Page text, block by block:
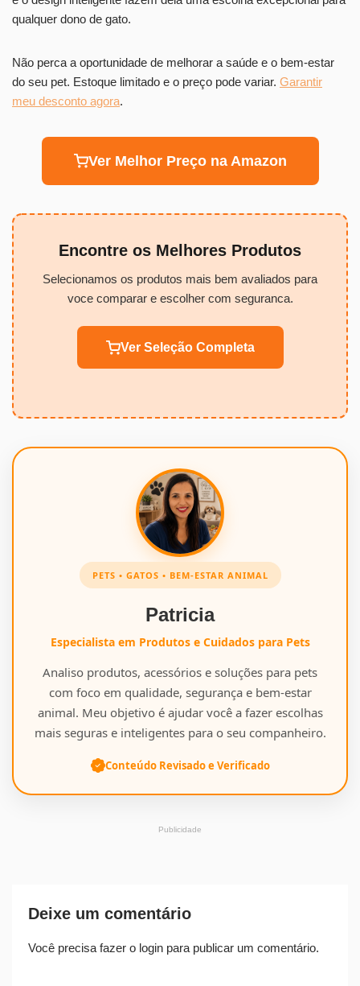
qualquer dono de gato.
Não perca a oportunidade de melhorar a saúde e o bem-estar
do seu pet. Estoque limitado e o preço pode variar. Garantir
meu desconto agora.
Ver Melhor Preço na Amazon
Encontre os Melhores Produtos
Selecionamos os produtos mais bem avaliados para
voce comparar e escolher com seguranca.
Ver Seleção Completa
PETS • GATOS • BEM-ESTAR ANIMAL
Patricia
Especialista em Produtos e Cuidados para Pets
Analiso produtos, acessórios e soluções para pets
com foco em qualidade, segurança e bem-estar
animal. Meu objetivo é ajudar você a fazer escolhas
mais seguras e inteligentes para o seu companheiro.
Conteúdo Revisado e Verificado
Publicidade
Deixe um comentário
Você precisa fazer o login para publicar um comentário.